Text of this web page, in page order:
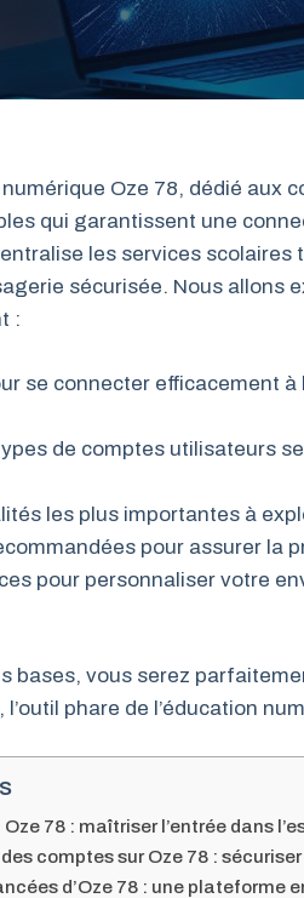
numérique Oze 78, dédié aux
qui garantissent une
les services scolaires
sécurisée. Nous allons
:
se connecter efficacement à
de comptes utilisateurs
les plus importantes à
pour assurer la
pour personnaliser votre
bases, vous serez
phare de l’éducation
78 : maîtriser l’entrée dans
comptes sur Oze 78 :
d’Oze 78 : une plateforme